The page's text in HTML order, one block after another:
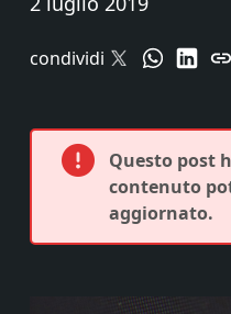
condividi
Questo post
contenuto
aggiornato.